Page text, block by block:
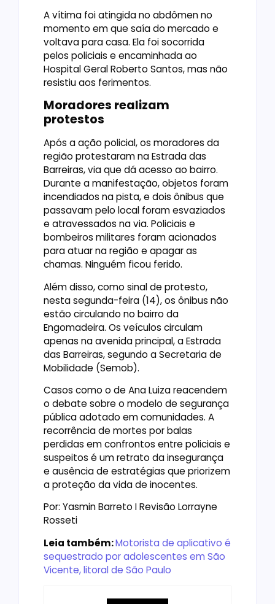
A vítima foi atingida no abdômen no
momento em que saía do mercado e
voltava para casa. Ela foi socorrida
pelos policiais e encaminhada ao
Hospital Geral Roberto Santos, mas não
resistiu aos ferimentos.
Moradores realizam
protestos
Após a ação policial, os moradores da
região protestaram na Estrada das
Barreiras, via que dá acesso ao bairro.
Durante a manifestação, objetos foram
incendiados na pista, e dois ônibus que
passavam pelo local foram esvaziados
e atravessados na via. Policiais e
bombeiros militares foram acionados
para atuar na região e apagar as
chamas. Ninguém ficou ferido.
Além disso, como sinal de protesto,
nesta segunda-feira (14), os ônibus não
estão circulando no bairro da
Engomadeira. Os veículos circulam
apenas na avenida principal, a Estrada
das Barreiras, segundo a Secretaria de
Mobilidade (Semob).
Casos como o de Ana Luiza reacendem
o debate sobre o modelo de segurança
pública adotado em comunidades. A
recorrência de mortes por balas
perdidas em confrontos entre policiais e
suspeitos é um retrato da insegurança
e ausência de estratégias que priorizem
a proteção da vida de inocentes.
Por: Yasmin Barreto I Revisão Lorrayne
Rosseti
Leia também:Motorista de aplicativo é
sequestrado por adolescentes em São
Vicente, litoral de São Paulo